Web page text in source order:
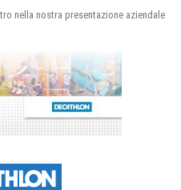
nella nostra presentazione aziendale